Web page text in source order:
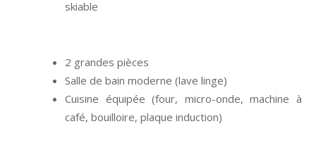
skiable
2 grandes pièces
Salle de bain moderne (lave linge)
Cuisine équipée (four, micro-onde, machine à
café, bouilloire, plaque induction)